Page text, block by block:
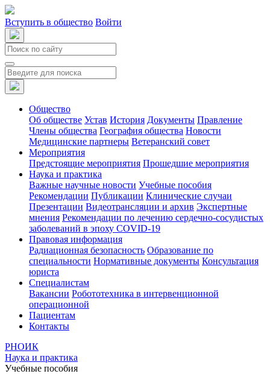
Вступить в общество Войти
Общество
Об обществе Устав История Документы Правление
Члены общества География общества Новости
Медицинские партнеры Ветеранский совет
Мероприятия
Предстоящие мероприятия Прошедшие мероприятия
Наука и практика
Важные научные новости Учебные пособия
Рекомендации Публикации Клинические случаи
Презентации Видеотрансляции и архив Экспертные
мнения Рекомендации по лечению сердечно-сосудистых
заболеваний в эпоху COVID-19
Правовая информация
Радиационная безопасность Образование по
специальности Нормативные документы Консультация
юриста
Специалистам
Вакансии Робототехника в интервенционной
операционной
Пациентам
Контакты
РНОИК
Наука и практика
Учебные пособия